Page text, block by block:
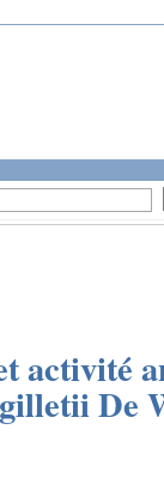
activité
De